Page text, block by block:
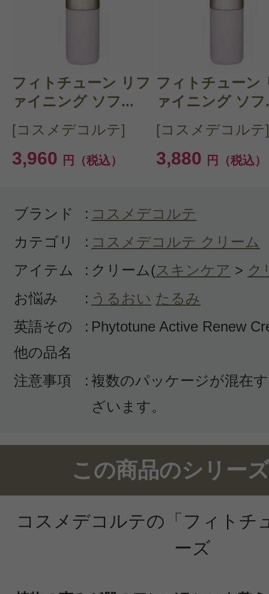
ィブ リニュー クリーム
なめらかな質感でしっかり潤います
香りもよく癒やし効果抜群です、
朝の肌が潤いで満たされてすごく気
投稿日：2021年01月
みひ 様／40代後半
感じた効能：うるおい/毛穴/シミ・そ
購入品：【数量限定激安！】フィト
ィブ リニュー クリーム
は良いとても良かったです。
使用してみて、若い子向けかなと感
代後半の乾燥肌には少し物足りない
フィトチューン リフ
ァイニング ソフ...
[コスメデコルテ]
3,960 円（税込）
フィトチューン
ァイニング ソフ
[コスメデコルテ]
3,880 円（税込）
ブランド : コスメデコルテ
カテゴリ
: コスメデコルテ クリーム
アイテム
: クリーム(スキンケア > ク
お悩み
: うるおい たるみ
英語その
他の品名
: Phytotune Active Renew
注意事項 : 複数のパッケージが混在
ざいます。
この商品のシリー
コスメデコルテの「フィトチ
ーズ